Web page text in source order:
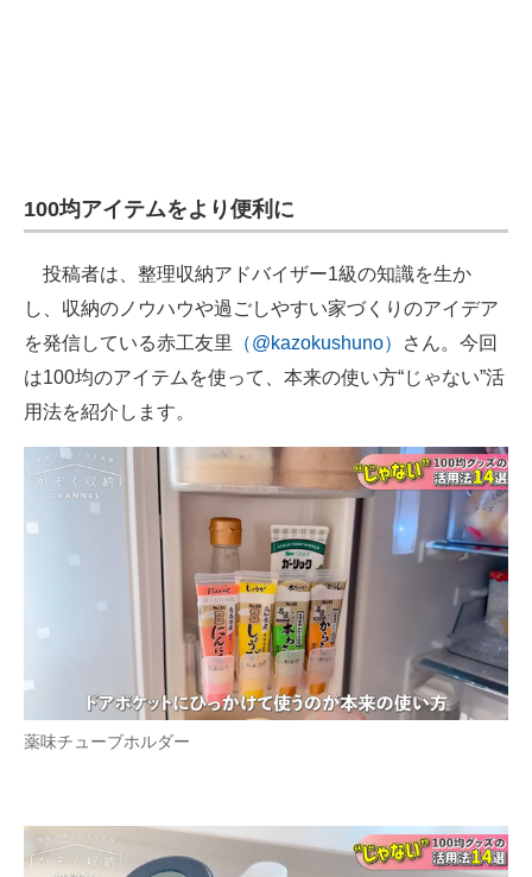
100均アイテムをより便利に
投稿者は、整理収納アドバイザー1級の知識を生か
し、収納のノウハウや過ごしやすい家づくりのアイデア
を発信している赤工友里
（@kazokushuno）
さん。今回
は100均のアイテムを使って、本来の使い方“じゃない”活
用法を紹介します。
薬味チューブホルダー